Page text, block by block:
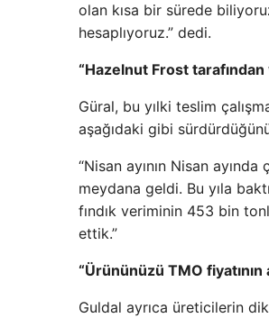
olan kısa bir sürede
hesaplıyoruz.” dedi.
“Hazelnut Frost tarafından
Güral, bu yılki teslim
aşağıdaki gibi
“Nisan ayının Nisan
meydana geldi. Bu yıla
fındık veriminin 453 bin
ettik.”
“Ürününüzü TMO fiyatının
Guldal ayrıca üreticilerin